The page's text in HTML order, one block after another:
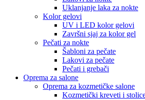
Uklanjanje laka za nokte
Kolor gelovi
UV i LED kolor gelovi
Završni sjaj za kolor gel
Pečati za nokte
Šabloni za pečate
Lakovi za pečate
Pečati i grebači
Oprema za salone
Oprema za kozmetičke salone
Kozmetički kreveti i